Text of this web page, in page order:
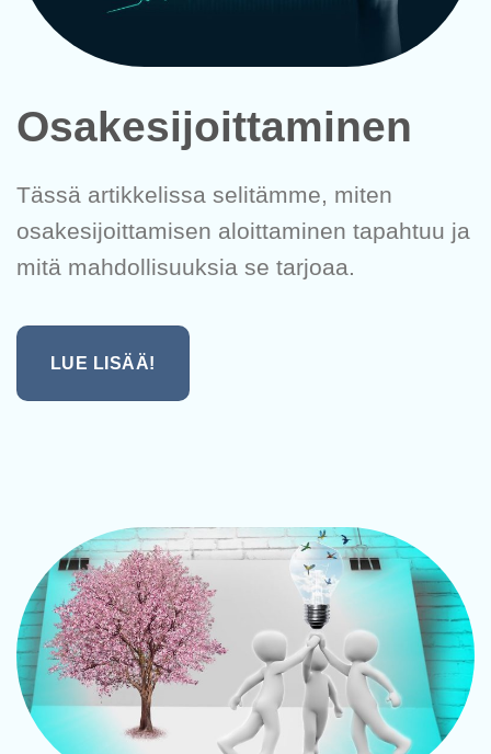
Osakesijoittaminen
Tässä artikkelissa selitämme, miten
osakesijoittamisen aloittaminen tapahtuu ja
mitä mahdollisuuksia se tarjoaa.
LUE LISÄÄ!